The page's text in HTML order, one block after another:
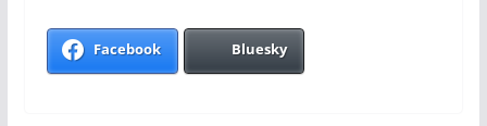
Facebook Bluesky